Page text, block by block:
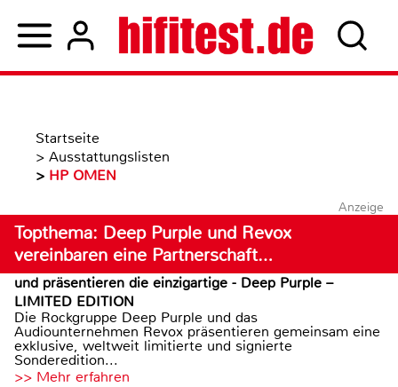
Startseite
> Ausstattungslisten
> HP OMEN
Anzeige
Topthema: Deep Purple und Revox
vereinbaren eine Partnerschaft…
und präsentieren die einzigartige - Deep Purple –
LIMITED EDITION
Die Rockgruppe Deep Purple und das
Audiounternehmen Revox präsentieren gemeinsam eine
exklusive, weltweit limitierte und signierte
Sonderedition...
>> Mehr erfahren